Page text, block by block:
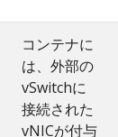
コンテナに
は、外部の
vSwitchに
接続された
vNICが付与